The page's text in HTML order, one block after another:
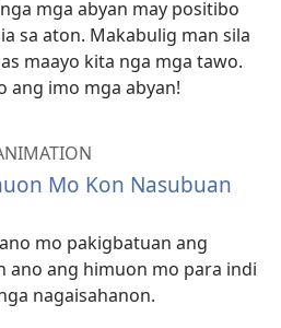
mga abyan may positibo
sa aton. Makabulig man sila
maayo kita nga mga tawo.
ang imo mga abyan!
Mo Kon Nasubuan
mo pakigbatuan ang
ano ang himuon mo para indi
nagaisahanon.